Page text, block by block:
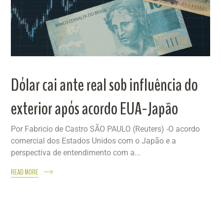
Dólar cai ante real sob influência do
exterior após acordo EUA-Japão
Por Fabricio de Castro SÃO PAULO (Reuters) -O acordo
comercial dos Estados Unidos com o Japão e a
perspectiva de entendimento com a...
READ MORE